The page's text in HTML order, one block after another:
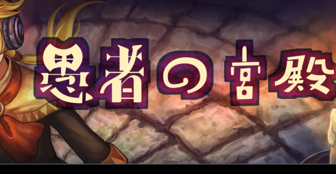
ン
テ
ン
ツ
へ
ス
キ
ッ
プ